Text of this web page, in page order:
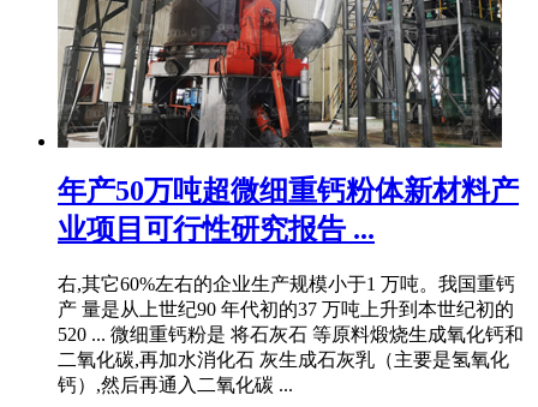
年产50万吨超微细重钙粉体新材料产
业项目可行性研究报告 ...
右,其它60%左右的企业生产规模小于1 万吨。我国重钙
产 量是从上世纪90 年代初的37 万吨上升到本世纪初的
520 ... 微细重钙粉是 将石灰石 等原料煅烧生成氧化钙和
二氧化碳,再加水消化石 灰生成石灰乳（主要是氢氧化
钙）,然后再通入二氧化碳 ...